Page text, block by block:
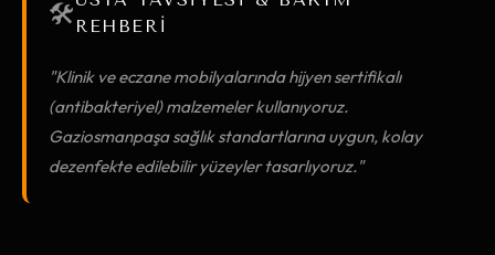
🛠️ REHBERİ
"Klinik ve eczane mobilyalarında hijyen sertifikalı
(antibakteriyel) malzemeler kullanıyoruz.
Gaziosmanpaşa sağlık standartlarına uygun, kolay
dezenfekte edilebilir yüzeyler tasarlıyoruz."